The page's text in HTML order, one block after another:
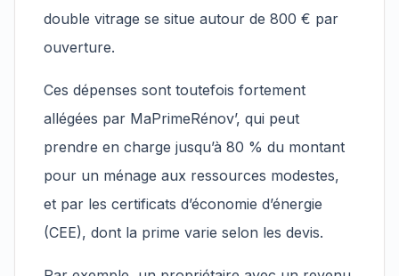
double vitrage se situe autour de 800 € par
ouverture.
Ces dépenses sont toutefois fortement
allégées par MaPrimeRénov’, qui peut
prendre en charge jusqu’à 80 % du montant
pour un ménage aux ressources modestes,
et par les certificats d’économie d’énergie
(CEE), dont la prime varie selon les devis.